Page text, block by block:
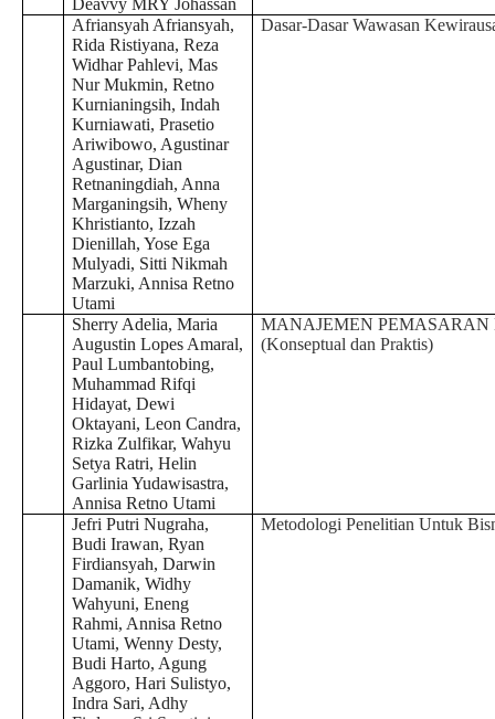
Afriansyah Afriansyah,
Rida Ristiyana, Reza
Widhar Pahlevi, Mas
Nur Mukmin, Retno
Kurnianingsih, Indah
Kurniawati, Prasetio
Ariwibowo, Agustinar
Agustinar, Dian
Retnaningdiah, Anna
Marganingsih, Wheny
Khristianto, Izzah
Dienillah, Yose Ega
Mulyadi, Sitti Nikmah
Marzuki, Annisa Retno
Utami
Dasar-Dasar Wawasan
Sherry Adelia, Maria
Augustin Lopes Amaral,
Paul Lumbantobing,
Muhammad Rifqi
Hidayat, Dewi
Oktayani, Leon Candra,
Rizka Zulfikar, Wahyu
Setya Ratri, Helin
Garlinia Yudawisastra,
Annisa Retno Utami
MANAJEMEN
(Konseptual dan Praktis)
Jefri Putri Nugraha,
Budi Irawan, Ryan
Firdiansyah, Darwin
Damanik, Widhy
Wahyuni, Eneng
Rahmi, Annisa Retno
Utami, Wenny Desty,
Budi Harto, Agung
Aggoro, Hari Sulistyo,
Indra Sari, Adhy
Metodologi Penelitian Untuk